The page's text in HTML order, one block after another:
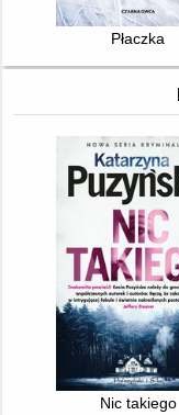
Płaczka
Nic takiego